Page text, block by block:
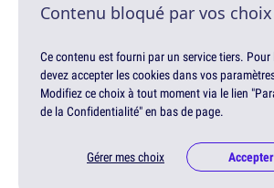
Contenu bloqué par vos
Ce contenu est fourni par un service tiers.
devez accepter les cookies dans vos
Modifiez ce choix à tout moment via le lien
de la Confidentialité" en bas de page.
Gérer mes choix